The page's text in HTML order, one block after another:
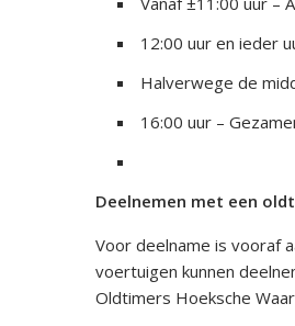
12:00 uur en ieder
Halverwege de
16:00 uur –
Deelnemen met een
​Voor deelname is vooraf
voertuigen kunnen
Oldtimers Hoeksche